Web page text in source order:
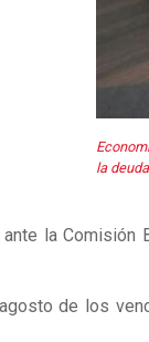
la deuda
la Comisión
de los